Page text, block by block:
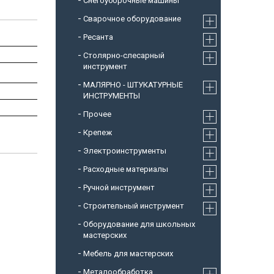
Cварочное оборудование
Ресанта
Столярно-слесарный
инструмент
МАЛЯРНО - ШТУКАТУРНЫЕ
ИНСТРУМЕНТЫ
Прочее
Крепеж
Электроинструменты
Расходные материалы
Ручной инструмент
Строительный инструмент
Оборудование для школьных
мастерских
Мебель для мастерских
Металообработка